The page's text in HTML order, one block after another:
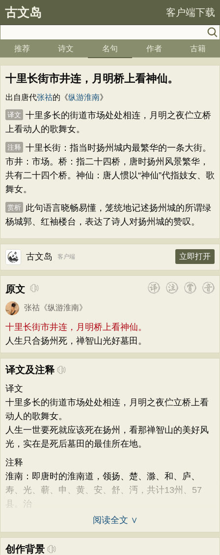
古文岛 客户端下载
推荐 诗文 名句 作者 古籍
十里长街市井连，月明桥上看神仙。
出自唐代张祜的《纵游淮南》
译文
十里多长的街道市场处处相连，月明之夜伫立桥
上看动人的歌舞女。
注释
十里长街：指当时扬州城内最繁华的一条大街。
市井：市场。桥：指二十四桥，唐时扬州风景繁华，
共有二十四个桥。神仙：唐人惯以“神仙”代指妓女、歌
舞女。
赏析
此句语言晓畅易懂，笼统地记述扬州城的所谓绿
杨城郭、红袖楼台，表达了诗人对扬州城的赞叹。
古文岛 客户端 立即打开
原文
张祜 《纵游淮南》
十里长街市井连，月明桥上看神仙。
人生只合扬州死，禅智山光好墓田。
译文及注释
译文
十里多长的街道市场处处相连，月明之夜伫立桥上看
动人的歌舞女。
人生一世要死就应该死在扬州，看那禅智山的美好风
光，实在是死后墓田的最佳所在地。
注释
淮南：即唐时的淮南道，领扬、楚、滁、和、庐、
寿、光、蕲、申、黄、安、舒、沔，共计13州、57
县。治
阅读全文 ∨
创作背景